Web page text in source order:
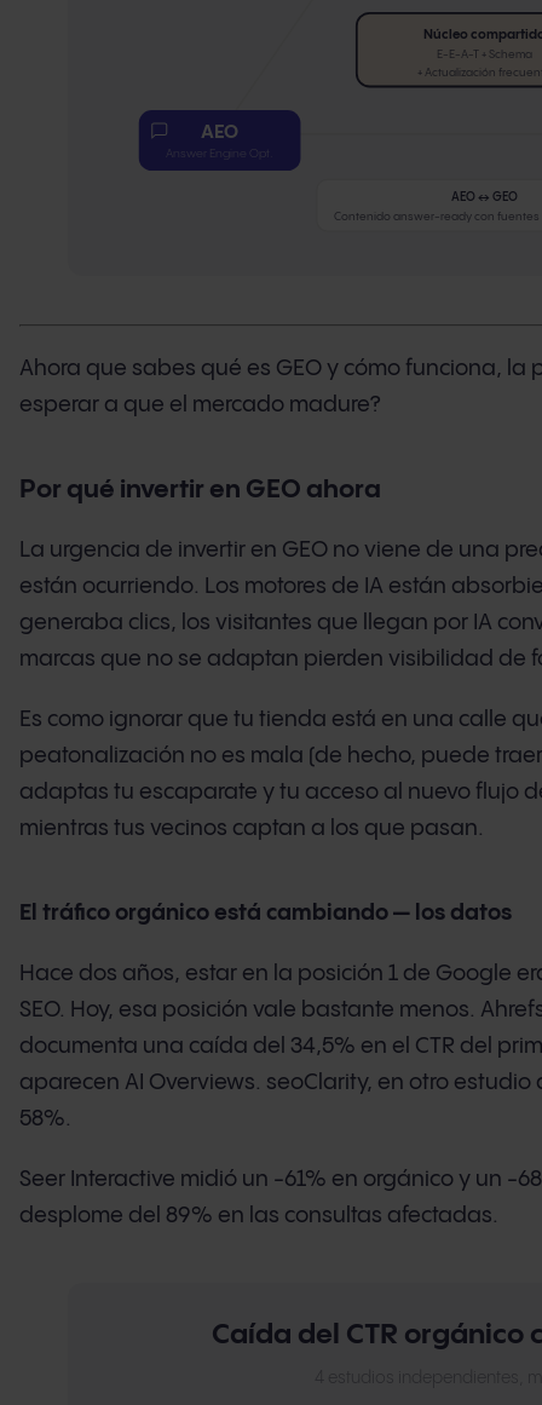
AEO
Answer Engine Opt.
AEO ↔ GEO
Contenido answer-ready con
Núcleo
E-E-A-T + Schema
+ Actualización
Ahora que sabes qué es GEO y cómo funciona,
esperar a que el mercado madure?
Por qué invertir en GEO ahora
La urgencia de invertir en GEO no viene de una
están ocurriendo. Los motores de IA están
generaba clics, los visitantes que llegan por IA
marcas que no se adaptan pierden visibilidad de
Es como ignorar que tu tienda está en una calle
peatonalización no es mala (de hecho, puede
adaptas tu escaparate y tu acceso al nuevo flujo
mientras tus vecinos captan a los que pasan.
El tráfico orgánico está cambiando — los datos
Hace dos años, estar en la posición 1 de Google
SEO. Hoy, esa posición vale bastante menos.
documenta una caída del 34,5% en el CTR del
aparecen AI Overviews. seoClarity, en otro
58%.
Seer Interactive midió un -61% en orgánico y un -
desplome del 89% en las consultas afectadas.
Caída del CTR orgánico